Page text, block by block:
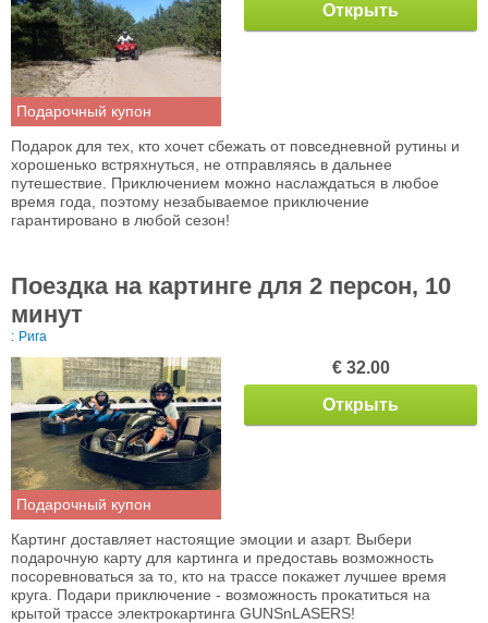
Подарочный купон
Открыть
Подарок для тех, кто хочет сбежать от повседневной рутины и
хорошенько встряхнуться, не отправляясь в дальнее
путешествие. Приключением можно наслаждаться в любое
время года, поэтому незабываемое приключение
гарантировано в любой сезон!
Поездка на картинге для 2 персон, 10
минут
: Рига
Подарочный купон
€ 32.00
Открыть
Картинг доставляет настоящие эмоции и азарт. Выбери
подарочную карту для картинга и предоставь возможность
посоревноваться за то, кто на трассе покажет лучшее время
круга. Подари приключение - возможность прокатиться на
крытой трассе электрокартинга GUNSnLASERS!